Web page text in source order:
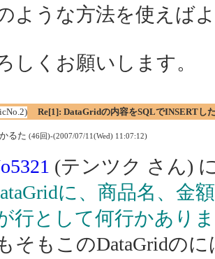
ような方法を使えば
しくお願いします。
Re[1]: DataGridの内容をSQLでINSERTし
るた (46回)-(2007/07/11(Wed) 11:07:12)
(テンツク さん)
に、商品名、金
行として何行かあり
そもこのDataGridの